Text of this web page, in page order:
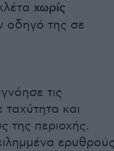
χωρίς
οδηγό της σε
τις
ταχύτητα και
της περιοχής.